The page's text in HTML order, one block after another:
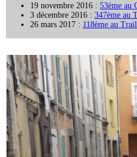
19 novembre 2016 : 53ème au
3 décembre 2016 : 347ème au
26 mars 2017 : 118ème au